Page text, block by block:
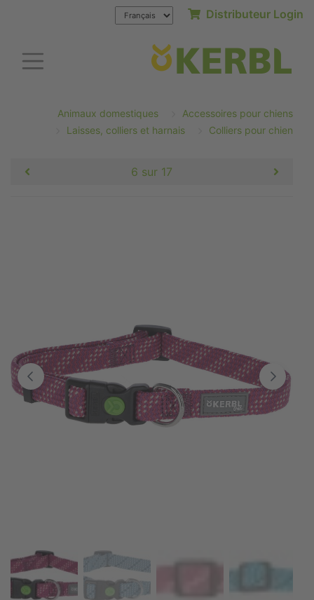
Distributeur Login
Animaux domestiques
Accessoires pour chiens
Laisses, colliers et harnais
Colliers pour chien
6 sur 17